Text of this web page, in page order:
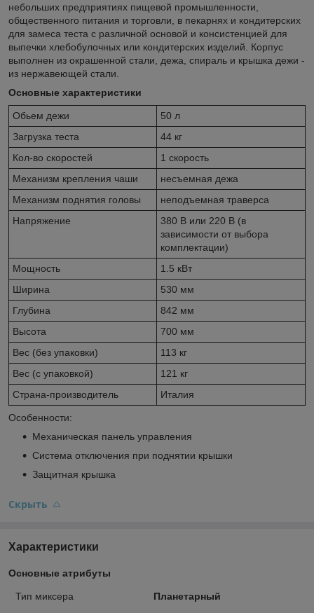
небольших предприятиях пищевой промышленности,
общественного питания и торговли, в пекарнях и кондитерских
для замеса теста с различной основой и консистенцией для
выпечки хлебобулочных или кондитерских изделий. Корпус
выполнен из окрашенной стали, дежа, спираль и крышка дежи -
из нержавеющей стали.
Основные характеристики
Обьем дежи
50 л
Загрузка теста
44 кг
Кол-во скоростей
1 скорость
Механизм крепления чаши
несъемная дежа
Механизм поднятия головы
неподъемная траверса
Напряжение
380 В или 220 В (в
зависимости от выбора
комплектации)
Мощность
1.5 кВт
Ширина
530 мм
Глубина
842 мм
Высота
700 мм
Вес (без упаковки)
113 кг
Вес (с упаковкой)
121 кг
Страна-производитель
Италия
Особенности:
Механическая панель управления
Система отключения при поднятии крышки
Защитная крышка
Скрыть
Характеристики
Основные атрибуты
Тип миксера Планетарный